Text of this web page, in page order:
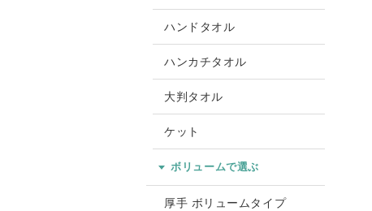
ハンドタオル
ハンカチタオル
大判タオル
ケット
ボリュームで選ぶ
厚手 ボリュームタイプ